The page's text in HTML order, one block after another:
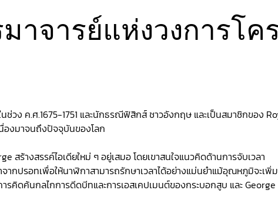
าจารย์แห่งวงการโค
วง ค.ศ.1675-1751 และนักธรณีฟิสิกส์ ชาวอังกฤษ และเป็นสมาชิกของ
องมาจนถึงปัจจุบันของโลก
สร้างสรรค์ไอเดียใหม่ ๆ อยู่เสมอ โดยเขาสนใจแนวคิดด้านการจับเวลา
กปรอทเพื่อให้นาฬิกาสามารถรักษาเวลาได้อย่างแม่นยำแม้อุณหภูมิจะเพิ่
คิดค้นกลไกการดีดบีทและการเอสเคปเมนต์ของกระบอกสูบ และ George